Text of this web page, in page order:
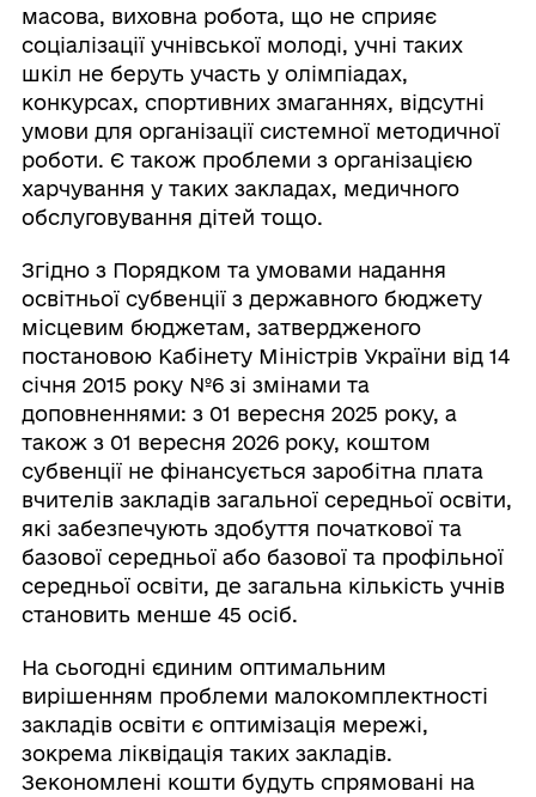
масова, виховна робота, що не сприяє
соціалізації учнівської молоді, учні таких
шкіл не беруть участь у олімпіадах,
конкурсах, спортивних змаганнях, відсутні
умови для організації системної методичної
роботи. Є також проблеми з організацією
харчування у таких закладах, медичного
обслуговування дітей тощо.
Згідно з Порядком та умовами надання
освітньої субвенції з державного бюджету
місцевим бюджетам, затвердженого
постановою Кабінету Міністрів України від 14
січня 2015 року №6 зі змінами та
доповненнями: з 01 вересня 2025 року, а
також з 01 вересня 2026 року, коштом
субвенції не фінансується заробітна плата
вчителів закладів загальної середньої освіти,
які забезпечують здобуття початкової та
базової середньої або базової та профільної
середньої освіти, де загальна кількість учнів
становить менше 45 осіб.
На сьогодні єдиним оптимальним
вирішенням проблеми малокомплектності
закладів освіти є оптимізація мережі,
зокрема ліквідація таких закладів.
Зекономлені кошти будуть спрямовані на